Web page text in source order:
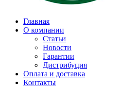
Главная
О компании
Статьи
Новости
Гарантии
Дистрибуция
Оплата и доставка
Контакты